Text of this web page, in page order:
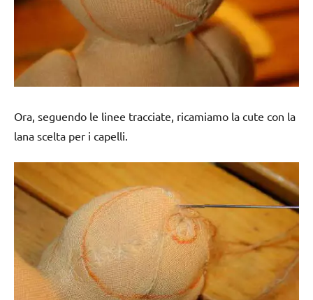
Ora, seguendo le linee tracciate, ricamiamo la cute con la
lana scelta per i capelli.